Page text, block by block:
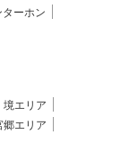
ターホン
境エリア
郷エリア